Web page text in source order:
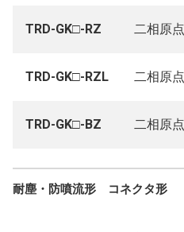
TRD-GK□-RZ 二相原
TRD-GK□-RZL 二相原
TRD-GK□-BZ 二相原
耐塵・防噴流形 コネクタ形